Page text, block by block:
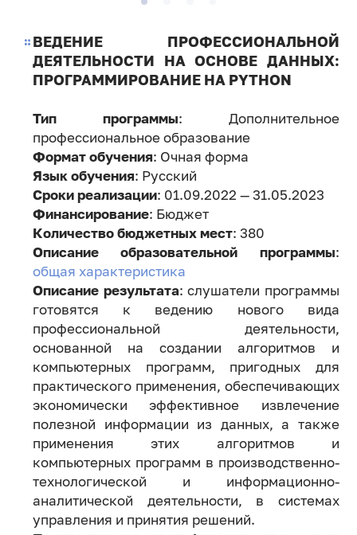
ВЕДЕНИЕ ПРОФЕССИОНАЛЬНОЙ
ДЕЯТЕЛЬНОСТИ НА ОСНОВЕ ДАННЫХ:
ПРОГРАММИРОВАНИЕ НА PYTHON
Тип программы: Дополнительное
профессиональное образование
Формат обучения: Очная форма
Язык обучения: Русский
Сроки реализации: 01.09.2022 — 31.05.2023
Финансирование: Бюджет
Количество бюджетных мест: 380
Описание образовательной программы:
общая характеристика
Описание результата: cлушатели программы
готовятся к ведению нового вида
профессиональной деятельности,
основанной на создании алгоритмов и
компьютерных программ, пригодных для
практического применения, обеспечивающих
экономически эффективное извлечение
полезной информации из данных, а также
применения этих алгоритмов и
компьютерных программ в производственно-
технологической и информационно-
аналитической деятельности, в системах
управления и принятия решений.